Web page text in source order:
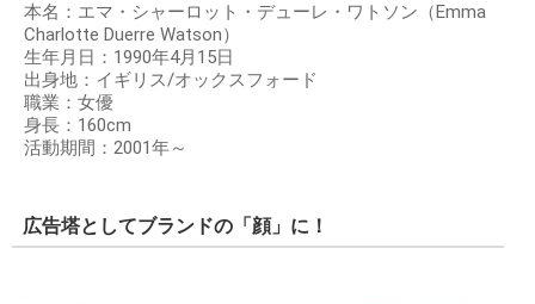
本名：エマ・シャーロット・デューレ・ワトソン（Emma
Charlotte Duerre Watson）
生年月日：1990年4月15日
出身地：イギリス/オックスフォード
職業：女優
身長：160cm
活動期間：2001年～
広告塔としてブランドの「顔」に！